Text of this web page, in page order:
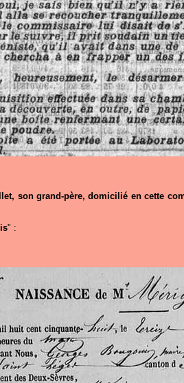
son grand-père, domicilié en cette
" :